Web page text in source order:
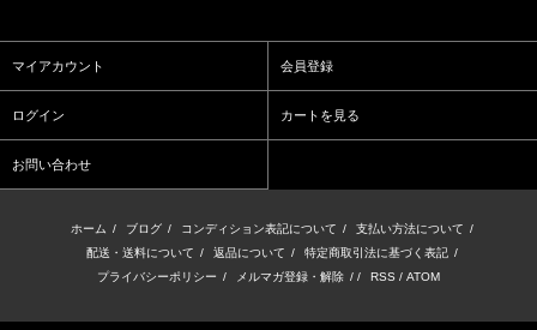
マイアカウント 会員登録
ログイン カートを見る
お問い合わせ
ホーム / ブログ / コンディション表記について / 支払い方法について /
配送・送料について / 返品について / 特定商取引法に基づく表記 /
プライバシーポリシー / メルマガ登録・解除 / / RSS / ATOM